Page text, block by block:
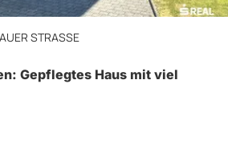
STRASSE
Gepflegtes Haus mit viel